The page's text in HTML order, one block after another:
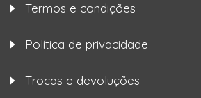
Termos e condições
Política de privacidade
Trocas e devoluções